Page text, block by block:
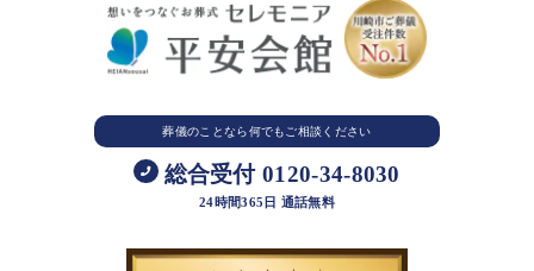
葬儀のことなら何でもご相談ください
総合受付 0120-34-8030
24時間365日 通話無料